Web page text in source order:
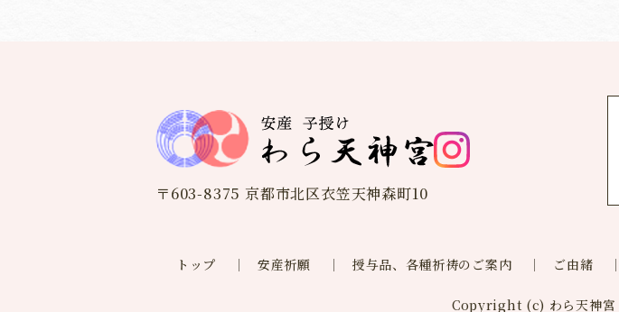
〒603-8375 京都市北区衣笠天神森町10
トップ 安産祈願 授与品、各種祈祷のご案内 ご由緒
Copyright (c) わら天神宮